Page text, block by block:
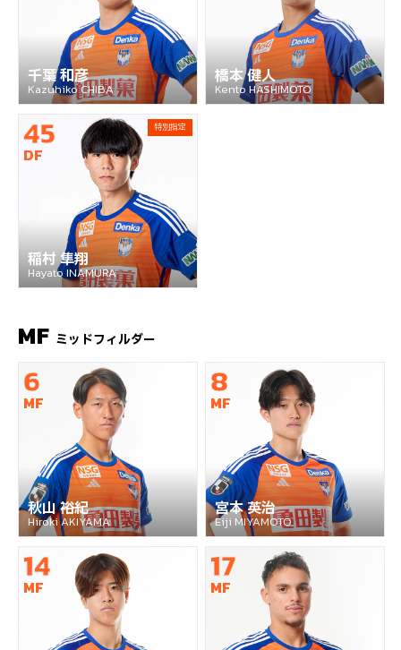
千葉 和彦
Kazuhiko CHIBA
橋本 健人
Kento HASHIMOTO
45
DF
稲村 隼翔
Hayato INAMURA
特別指定
MF ミッドフィルダー
6
MF
秋山 裕紀
Hiroki AKIYAMA
8
MF
宮本 英治
Eiji MIYAMOTO
14
MF 17
MF